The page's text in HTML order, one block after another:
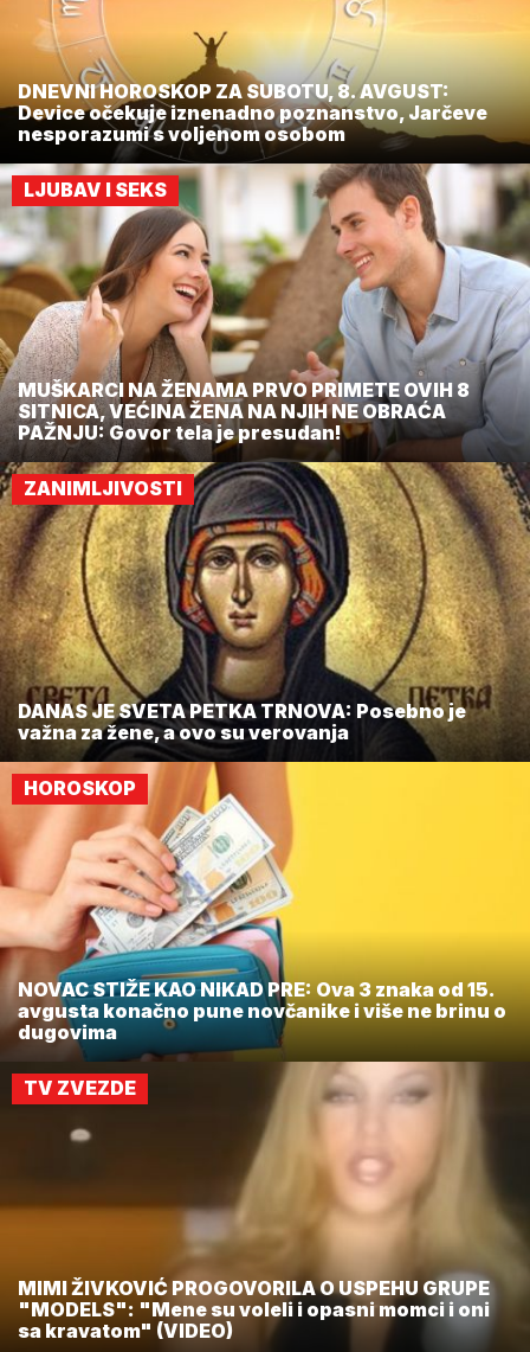
DNEVNI HOROSKOP ZA SUBOTU, 8. AVGUST:
Device očekuje iznenadno poznanstvo, Jarčeve
nesporazumi s voljenom osobom
LJUBAV I SEKS
MUŠKARCI NA ŽENAMA PRVO PRIMETE OVIH 8
SITNICA, VEĆINA ŽENA NA NJIH NE OBRAĆA
PAŽNJU: Govor tela je presudan!
ZANIMLJIVOSTI
DANAS JE SVETA PETKA TRNOVA: Posebno je
važna za žene, a ovo su verovanja
HOROSKOP
NOVAC STIŽE KAO NIKAD PRE: Ova 3 znaka od 15.
avgusta konačno pune novčanike i više ne brinu o
dugovima
TV ZVEZDE
MIMI ŽIVKOVIĆ PROGOVORILA O USPEHU GRUPE
"MODELS": "Mene su voleli i opasni momci i oni
sa kravatom" (VIDEO)